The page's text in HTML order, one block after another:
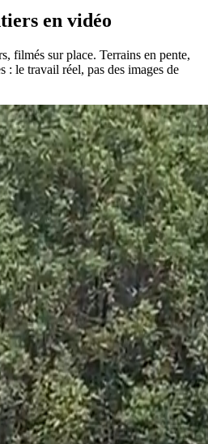
en vidéo
filmés sur place. Terrains en pente,
: le travail réel, pas des images de